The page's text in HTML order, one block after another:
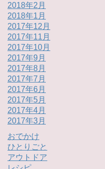
2018年2月
2018年1月
2017年12月
2017年11月
2017年10月
2017年9月
2017年8月
2017年7月
2017年6月
2017年5月
2017年4月
2017年3月
おでかけ
ひとりごと
アウトドア